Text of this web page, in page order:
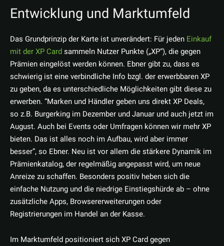
Entwicklung und Marktumfeld
Das Grundprinzip der Karte ist unverändert: Für jeden Einkauf
mit der XP Cardsammeln Nutzer Punkte („XP“), die gegen
Prämien eingelöst werden können. Ebner gibt zu, dass es
schwierig ist eine verbindliche Info bzgl. der erwerbbaren XP
zu geben, da es unterschiedliche Möglichkeiten gibt diese zu
erwerben. “Marken und Händler geben uns direkt XP Deals,
so z.B. Burgerking im Dezember und Januar und auch jetzt im
August. Auch bei Events oder Umfragen können wir mehr XP
bieten. Das ist alles noch im Aufbau, wird aber immer
besser”, so Ebner. Neu ist vor allem die stärkere Dynamik im
Prämienkatalog, der regelmäßig angepasst wird, um neue
Anreize zu schaffen. Besonders positiv heben sich die
einfache Nutzung und die niedrige Einstiegshürde ab – ohne
zusätzliche Apps, Browsererweiterungen oder
Registrierungen im Handel an der Kasse.
Im Marktumfeld positioniert sich XP Card gegen